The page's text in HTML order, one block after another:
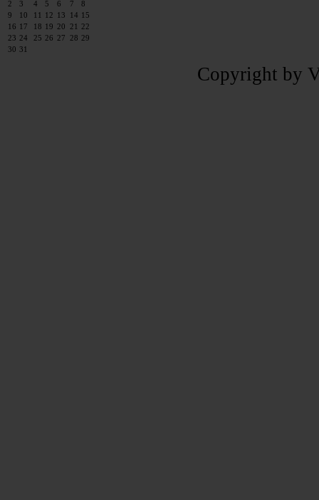
2
3 4 5 6 7
8
9
10 11 12 13 14 15
16 17 18 19 20 21
22
23 24 25 26 27 28 29
30 31
Copyright by